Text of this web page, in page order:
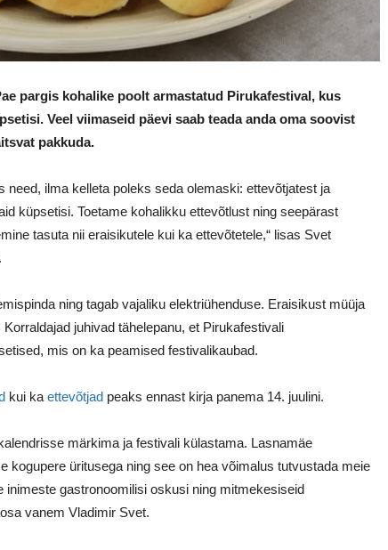
pargis kohalike poolt armastatud Pirukafestival, kus
Veel viimaseid päevi saab teada anda oma soovist
pakkuda.
need, ilma kelleta poleks seda olemaski: ettevõtjatest ja
küpsetisi. Toetame kohalikku ettevõtlust ning seepärast
tasuta nii eraisikutele kui ka ettevõtetele,“ lisas Svet
ning tagab vajaliku elektriühenduse. Eraisikust müüja
juhivad tähelepanu, et Pirukafestivali
mis on ka peamised festivalikaubad.
kui ka ettevõtjad peaks ennast kirja panema 14. juulini.
märkima ja festivali külastama. Lasnamäe
kogupere üritusega ning see on hea võimalus tutvustada meie
inimeste gastronoomilisi oskusi ning mitmekesiseid
vanem Vladimir Svet.